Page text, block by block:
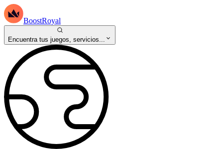
BoostRoyal
Encuentra tus juegos, servicios...